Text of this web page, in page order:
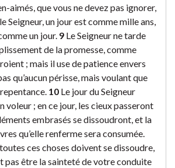
aimés, que vous ne devez pas ignorer,
Seigneur, un jour est comme mille ans,
un jour. 9 Le Seigneur ne tarde
de la promesse, comme
; mais il use de patience envers
qu’aucun périsse, mais voulant que
10 Le jour du Seigneur
voleur ; en ce jour, les cieux passeront
embrasés se dissoudront, et la
qu’elle renferme sera consumée.
ces choses doivent se dissoudre,
pas être la sainteté de votre conduite